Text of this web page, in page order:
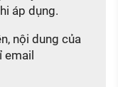
áp dụng.
nội dung của
email